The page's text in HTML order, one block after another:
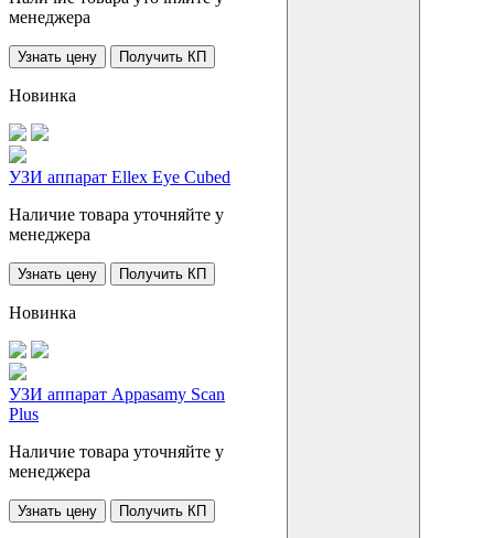
менеджера
Узнать цену Получить КП
Новинка
УЗИ аппарат Ellex Eye Cubed
Наличие товара уточняйте у
менеджера
Узнать цену Получить КП
Новинка
УЗИ аппарат Appasamy Scan
Plus
Наличие товара уточняйте у
менеджера
Узнать цену Получить КП